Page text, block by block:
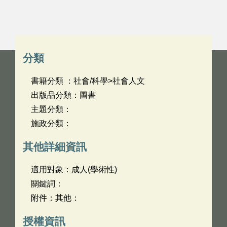
分類
書籍分類 ：社會/科學>社會人文
出版品分類：圖書
主題分類：
施政分類：
其他詳細資訊
適用對象：成人(學術性)
關鍵詞：
附件：其他：
授權資訊